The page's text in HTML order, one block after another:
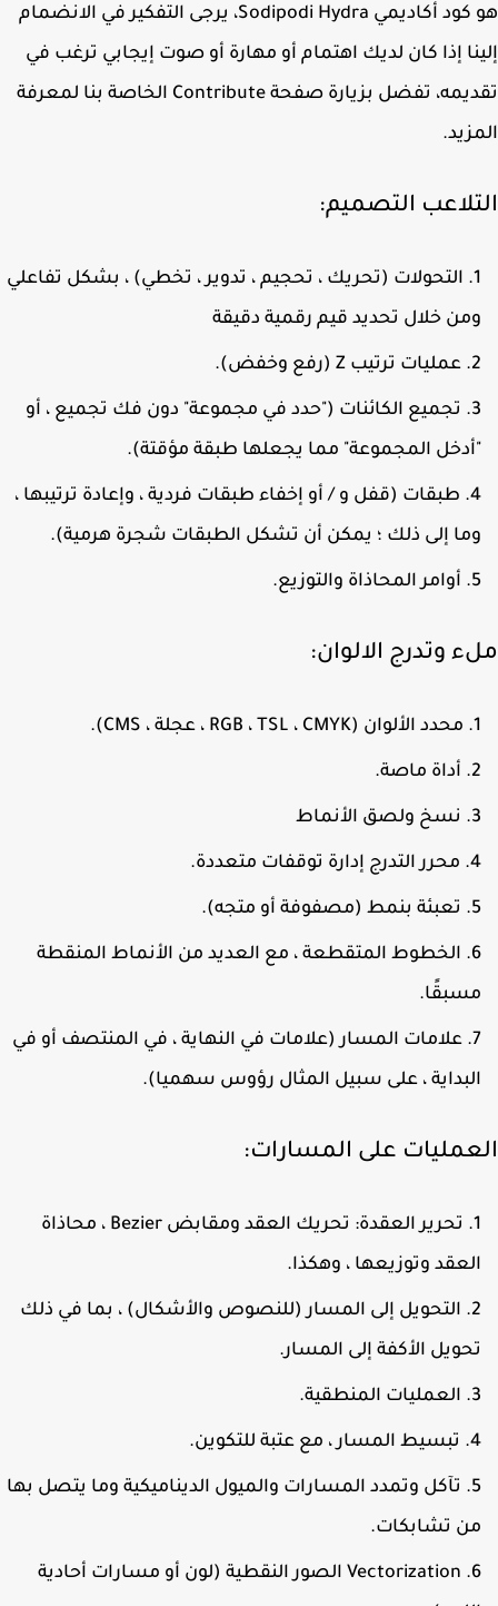
هو كود أكاديمي Sodipodi Hydra، يرجى التفكير في الانضمام
إذا كان لديك اهتمام أو مهارة أو صوت إيجابي ترغب في
تقديمه، تفضل بزيارة صفحة Contribute الخاصة بنا لمعرفة
التصميم:
التحولات (تحريك ، تحجيم ، تدوير ، تخطي) ، بشكل تفاعلي
خلال تحديد قيم رقمية دقيقة
عمليات ترتيب Z (رفع وخفض).
تجميع الكائنات ("حدد في مجموعة" دون فك تجميع ، أو
المجموعة" مما يجعلها طبقة مؤقتة).
طبقات (قفل و / أو إخفاء طبقات فردية ، وإعادة ترتيبها ،
إلى ذلك ؛ يمكن أن تشكل الطبقات شجرة هرمية).
أوامر المحاذاة والتوزيع.
وتدرج الالوان:
محدد الألوان (RGB ، TSL ، CMYK ، عجلة ، CMS).
أداة ماصة.
نسخ ولصق الأنماط
محرر التدرج إدارة توقفات متعددة.
تعبئة بنمط (مصفوفة أو متجه).
الخطوط المتقطعة ، مع العديد من الأنماط المنقطة
علامات المسار (علامات في النهاية ، في المنتصف أو في
، على سبيل المثال رؤوس سهميا).
على المسارات:
تحرير العقدة: تحريك العقد ومقابض Bezier ، محاذاة
وتوزيعها ، وهكذا.
التحويل إلى المسار (للنصوص والأشكال) ، بما في ذلك
الأكفة إلى المسار.
العمليات المنطقية.
تبسيط المسار ، مع عتبة للتكوين.
تآكل وتمدد المسارات والميول الديناميكية وما يتصل بها
تشابكات.
Vectorization الصور النقطية (لون أو مسارات أحادية